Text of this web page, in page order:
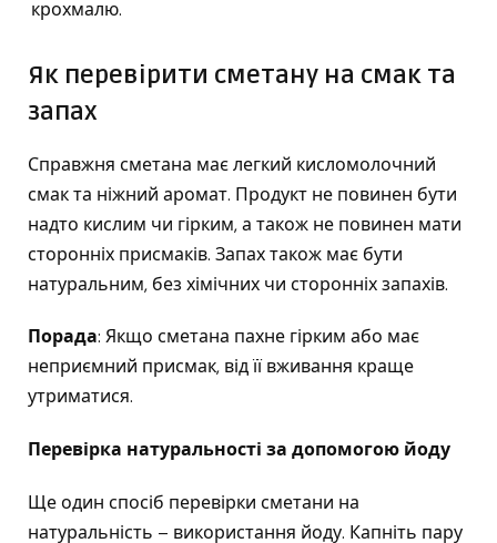
крохмалю.
Як перевірити сметану на смак та
запах
Справжня сметана має легкий кисломолочний
смак та ніжний аромат. Продукт не повинен бути
надто кислим чи гірким, а також не повинен мати
сторонніх присмаків. Запах також має бути
натуральним, без хімічних чи сторонніх запахів.
Порада: Якщо сметана пахне гірким або має
неприємний присмак, від її вживання краще
утриматися.
Перевірка натуральності за допомогою йоду
Ще один спосіб перевірки сметани на
натуральність – використання йоду. Капніть пару